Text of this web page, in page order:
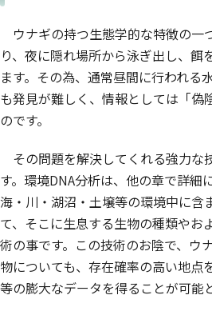
ウナギの持つ生態学的な特徴の一
り、夜に隠れ場所から泳ぎ出し、餌
ます。その為、通常昼間に行われる
も発見が難しく、情報としては「偽
のです。
その問題を解決してくれる強力な
す。環境DNA分析は、他の章で詳細
海・川・湖沼・土壌等の環境中に含
て、そこに生息する生物の種類やお
術の事です。この技術のお陰で、ウ
物についても、存在確率の高い地点
等の膨大なデータを得ることが可能